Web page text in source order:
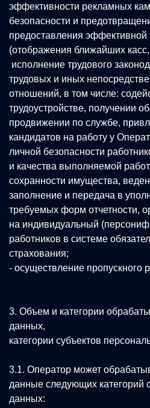
эффективности рекламных
безопасности и
предоставления эффективной
(отображения ближайших касс,
исполнение трудового
трудовых и иных
отношений, в том числе:
трудоустройстве, получении
продвижении по службе,
кандидатов на работу у
личной безопасности
и качества выполняемой
сохранности имущества,
заполнение и передача в
требуемых форм отчетности,
на индивидуальный
работников в системе
страхования;
- осуществление пропускного
3. Объем и категории
данных,
категории субъектов
3.1. Оператор может
данные следующих категорий
данных: